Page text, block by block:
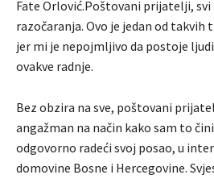
Fate Orlović.Poštovani prijatelji,
razočaranja. Ovo je jedan od
jer mi je nepojmljivo da postoje
ovakve radnje.
Bez obzira na sve, poštovani
angažman na način kako sam to
odgovorno radeći svoj posao, u
domovine Bosne i Hercegovine.